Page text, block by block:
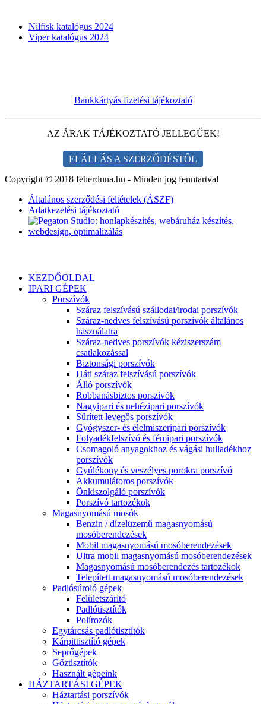
Nilfisk katalógus 2024
Viper katalógus 2024
Bankkártyás fizetési tájékoztató
AZ ÁRAK TÁJÉKOZTATÓ JELLEGŰEK!
ELÁLLÁS A SZERZŐDÉSTŐL
Copyright © 2018 feherduna.hu - Minden jog fenntartva!
Általános szerződési feltételek (ÁSZF)
Adatkezelési tájékoztató
KEZDŐOLDAL
IPARI GÉPEK
Porszívók
Száraz felszívású szállodai/irodai porszívók
Száraz-nedves felszívású porszívók általános
használatra
Száraz-nedves porszívók kéziszerszám
csatlakozással
Biztonsági porszívók
Háti száraz felszívású porszívók
Álló porszívók
Robbanásbiztos porszívók
Nagyipari és nehézipari porszívók
Sűrített levegős porszívók
Gyógyszer- és élelmiszeripari porszívók
Folyadékfelszívó és fémipari porszívók
Csomagoló anyagokhoz és vágási hulladékhoz
porszívók
Gyúlékony és veszélyes porokra porszívó
Akkumulátoros porszívók
Önkiszolgáló porszívók
Porszívó tartozékok
Magasnyomású mosók
Benzin / dízelüzemű magasnyomású
mosóberendezések
Mobil magasnyomású mosóberendezések
Ultra mobil magasnyomású mosóberendezések
Magasnyomású mosóberendezés tartozékok
Telepített magasnyomású mosóberendezések
Padlósúroló gépek
Felületszárító
Padlótisztítók
Polírozók
Egytárcsás padlótisztítók
Kárpittisztító gépek
Seprőgépek
Gőztisztítók
Használt gépeink
HÁZTARTÁSI GÉPEK
Háztartási porszívók